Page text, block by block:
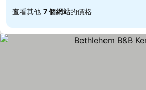
查看其他 7 個網站的價格